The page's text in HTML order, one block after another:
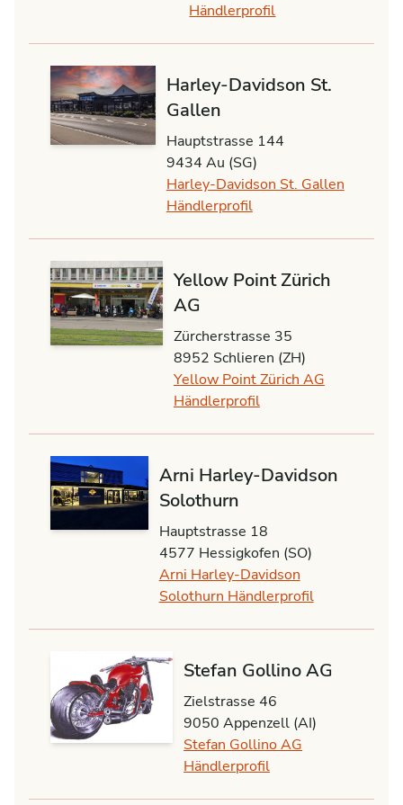
Händlerprofil
Harley-Davidson St.
Gallen
Hauptstrasse 144
9434 Au (SG)
Harley-Davidson St. Gallen
Händlerprofil
Yellow Point Zürich
AG
Zürcherstrasse 35
8952 Schlieren (ZH)
Yellow Point Zürich AG
Händlerprofil
Arni Harley-Davidson
Solothurn
Hauptstrasse 18
4577 Hessigkofen (SO)
Arni Harley-Davidson
Solothurn Händlerprofil
Stefan Gollino AG
Zielstrasse 46
9050 Appenzell (AI)
Stefan Gollino AG
Händlerprofil